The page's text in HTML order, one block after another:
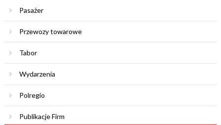
Pasażer
Przewozy towarowe
Tabor
Wydarzenia
Polregio
Publikacje Firm